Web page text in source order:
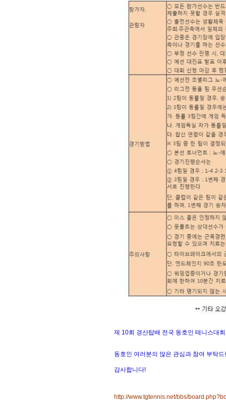
제 10회 경산탑배 전국 동호인 테니스대
동호인 여러분의 많은 관심과 참여 부탁
감사합니다!
http://www.tgtennis.net/bbs/